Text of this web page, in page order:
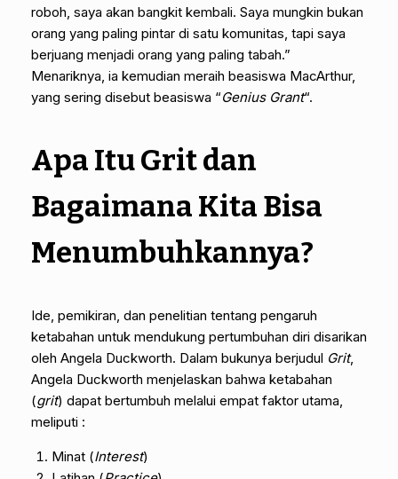
roboh, saya akan bangkit kembali. Saya mungkin bukan
orang yang paling pintar di satu komunitas, tapi saya
berjuang menjadi orang yang paling tabah.”
Menariknya, ia kemudian meraih beasiswa MacArthur,
yang sering disebut beasiswa “Genius Grant“.
Apa Itu Grit dan
Bagaimana Kita Bisa
Menumbuhkannya?
Ide, pemikiran, dan penelitian tentang pengaruh
ketabahan untuk mendukung pertumbuhan diri disarikan
oleh Angela Duckworth. Dalam bukunya berjudul Grit,
Angela Duckworth menjelaskan bahwa ketabahan
(grit) dapat bertumbuh melalui empat faktor utama,
meliputi :
Minat (Interest)